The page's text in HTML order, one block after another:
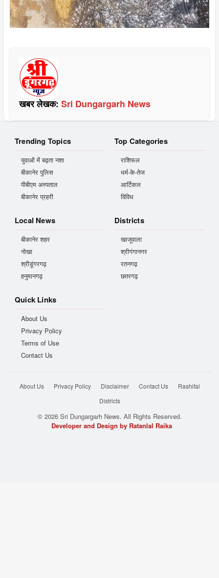
खबर लेखक: Sri Dungargarh News
Trending Topics
युवाओं में बढ़ता नशा
बीकानेर पुलिस
पीबीएम अस्पताल
बीकानेर प्रहरी
Top Categories
राशिफल
धर्म-के-तेज
आर्टिकल
विविध
Local News
बीकानेर शहर
नोखा
श्रीडूंगरगढ़
हनुमानगढ़
Districts
खाजूवाला
श्रीगंगानगर
रतनगढ़
छतरगढ़
Quick Links
About Us
Privacy Policy
Terms of Use
Contact Us
About Us Privacy Policy Disclaimer Contact Us
Rashifal
Districts
© 2026 Sri Dungargarh News. All Rights Reserved.
Developer and Design by Ratanlal Raika